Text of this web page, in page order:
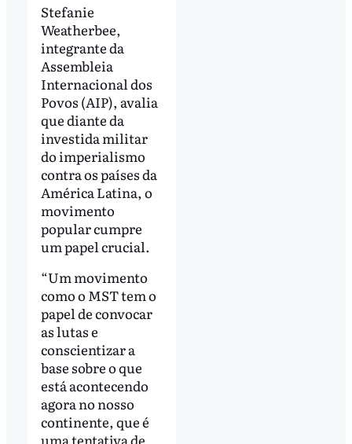
Stefanie
Weatherbee,
integrante da
Assembleia
Internacional dos
Povos (AIP), avalia
que diante da
investida militar
do imperialismo
contra os países da
América Latina, o
movimento
popular cumpre
um papel crucial.
“Um movimento
como o MST tem o
papel de convocar
as lutas e
conscientizar a
base sobre o que
está acontecendo
agora no nosso
continente, que é
uma tentativa de